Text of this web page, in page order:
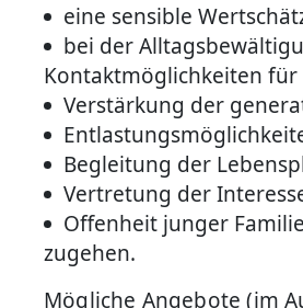
eine sensible
bei der
Kontaktmöglichkeiten für
Verstärkung der
Begleitung der
Vertretung der
Offenheit junger
zugehen.
Mögliche Angebote (im